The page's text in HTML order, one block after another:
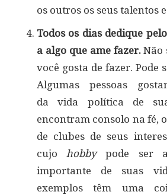
os outros os seus talentos
Todos os dias dedique
a algo que ame fazer.Não
você gosta de fazer. Pode
Algumas pessoas
da vida política de
encontram consolo na fé,
de clubes de seus
cujohobbypode ser a
importante de suas
exemplos têm uma